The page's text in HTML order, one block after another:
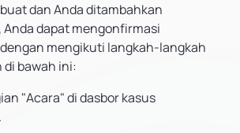
dan Anda ditambahkan
Anda dapat mengonfirmasi
mengikuti langkah-langkah
bawah ini:
"Acara" di dasbor kasus